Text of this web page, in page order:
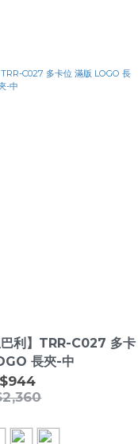
利】TRR-C027 多卡
長夾-中